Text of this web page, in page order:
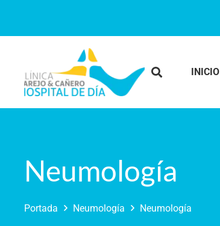
INICIO
Neumología
Portada Neumología Neumología